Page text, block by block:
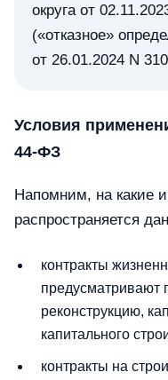
округа от
(«отказное»
от 26.01.2024 N
Условия
44-ФЗ
Напомним, на какие
распространяется
контракты
предусматривают
реконструкцию,
капитального
контракты на